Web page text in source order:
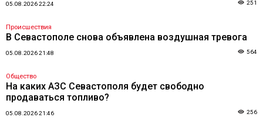
05.08.2026 22:24 251
Происшествия
В Севастополе снова объявлена воздушная тревога
05.08.2026 21:48 564
Общество
На каких АЗС Севастополя будет свободно
продаваться топливо?
05.08.2026 21:46 256